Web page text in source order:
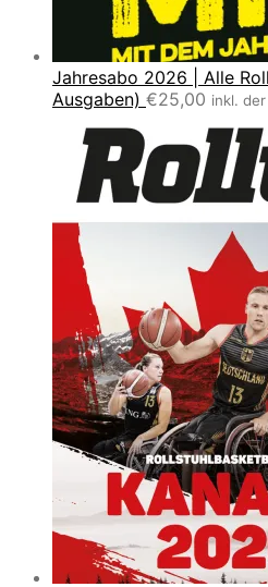
Jahresabo 2026 | Alle
Ausgaben) €25,00 inkl.